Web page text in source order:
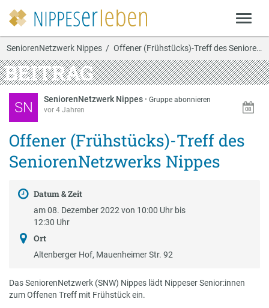
SeniorenNetzwerk Nippes Offener (Frühstücks)-Treff des SeniorenNetzwerks …
BEITRAG
SN SeniorenNetzwerk Nippes ·Gruppe abonnieren
vor 4 Jahren
Offener (Frühstücks)-Treff des
SeniorenNetzwerks Nippes
Datum & Zeit
am 08. Dezember 2022 von 10:00 Uhr bis
12:30 Uhr
Ort
Altenberger Hof, Mauenheimer Str. 92
Das SeniorenNetzwerk (SNW) Nippes lädt Nippeser Senior:innen
zum Offenen Treff mit Frühstück ein.